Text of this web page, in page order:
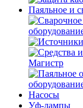
Паяльное и
Магистр
Насосы
Уф-лампы